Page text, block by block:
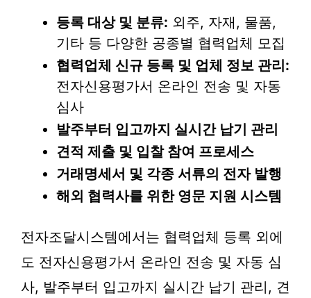
등록 대상 및 분류: 외주, 자재, 물품,
기타 등 다양한 공종별 협력업체 모집
협력업체 신규 등록 및 업체 정보 관리:
전자신용평가서 온라인 전송 및 자동
심사
발주부터 입고까지 실시간 납기 관리
견적 제출 및 입찰 참여 프로세스
거래명세서 및 각종 서류의 전자 발행
해외 협력사를 위한 영문 지원 시스템
전자조달시스템에서는 협력업체 등록 외에
도 전자신용평가서 온라인 전송 및 자동 심
사, 발주부터 입고까지 실시간 납기 관리, 견